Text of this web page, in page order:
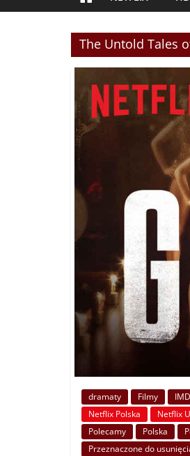
The Untold Tales
dramaty Filmy
Netflix Polska
Netflix
Polecamy
Polska
Przeznaczone do